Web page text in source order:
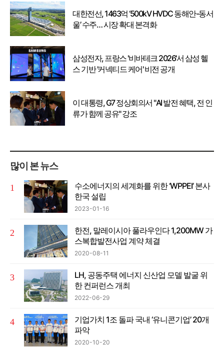
대한전선, 1463억 ‘500kV HVDC 동해안-동서
울’ 수주… 시장 확대 본격화
삼성전자, 프랑스 '비바테크 2026'서 삼성 헬
스 기반 '커넥티드 케어' 비전 공개
이 대통령, G7 정상회의서 "AI 발전 혜택, 전 인
류가 함께 공유" 강조
많이 본 뉴스
수소에너지의 세계화를 위한 ‘WPPEI’ 본사
한국 설립
2023-01-16
한전, 말레이시아 풀라우인다 1,200MW 가
스복합발전사업 계약 체결
2020-08-11
LH, 공동주택 에너지 신산업 모델 발굴 위
한 컨퍼런스 개최
2022-06-29
기업가치 1조 돌파 국내 ‘유니콘기업’ 20개
파악
2020-10-20